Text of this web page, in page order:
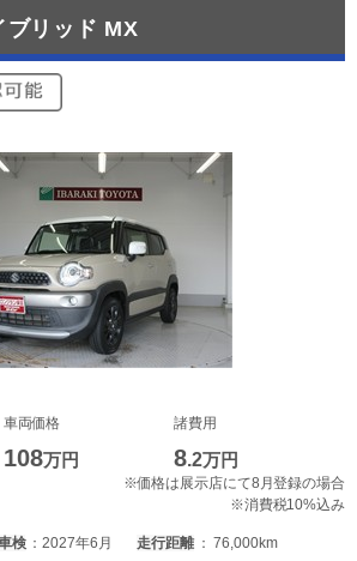
ブリッド MX
車両価格
108万円
諸費用
8.2万円
※価格は展示店にて8月登録の場合
※消費税10%込み
検 2027年6月 走行距離
76,000km